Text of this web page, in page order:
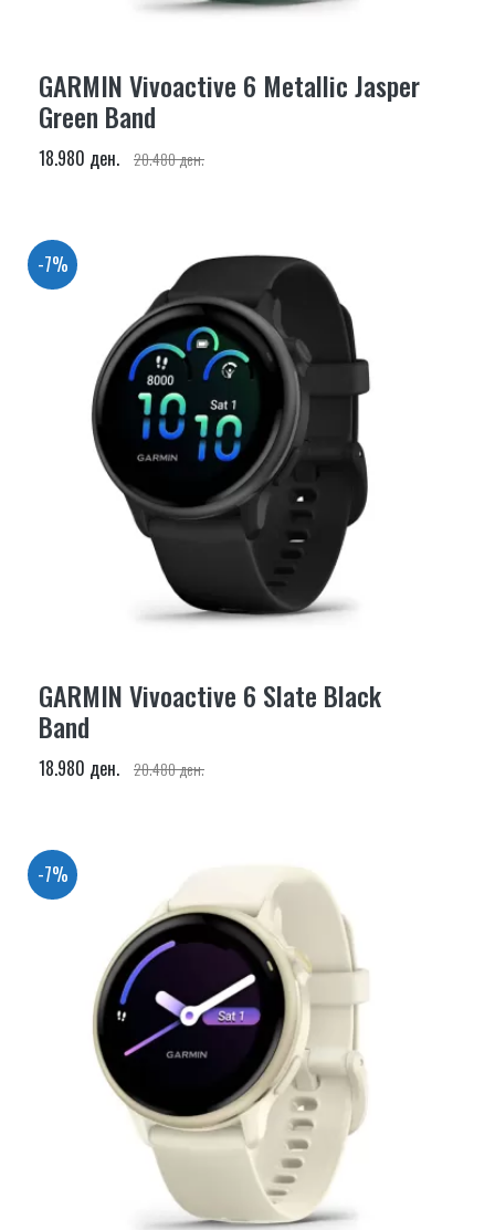
GARMIN Vivoactive 6 Metallic Jasper
Green Band
18.980 ден. 20.480 ден.
-7%
GARMIN Vivoactive 6 Slate Black
Band
18.980 ден. 20.480 ден.
-7%